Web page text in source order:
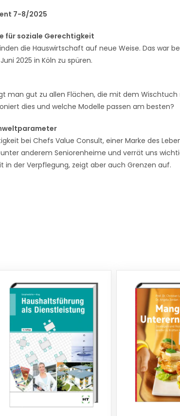
7-8/2025
für soziale Gerechtigkeit
die Hauswirtschaft auf neue Weise. Das war
2025 in Köln zu spüren.
man gut zu allen Flächen, die mit dem Wischtuch
dies und welche Modelle passen am besten?
bei Chefs Value Consult, einer Marke des
anderem Seniorenheime und verrät uns
der Verpflegung, zeigt aber auch Grenzen auf.